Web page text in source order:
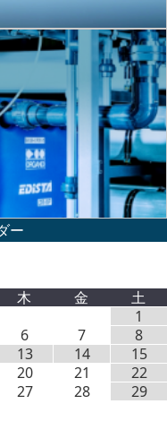
木 金
土
1
6 7
8
13 14
15
20 21
22
27 28
29